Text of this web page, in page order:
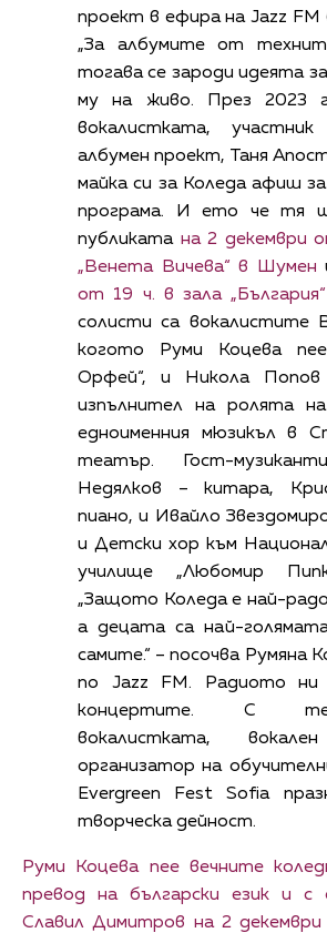
проект в ефира на Jazz FM
„За албумите от
тогава се зароди идеята
му на живо. През 2023
вокалистката,
албумен проект, Таня
майка си за Коледа афиш
програма. И ето че тя
публиката на 2 декември
„Венета Вичева“ в Шумен
от 19 ч. в зала
солисти са вокалистите
когото Руми Коцева
Орфей“, и Никола Попов
изпълнител на ролята
едноименния мюзикъл в
театър. Гост-
Недялков – китара,
пиано, и Ивайло
и Детски хор към
училище „Любомир
„Защото Коледа е най-
а децата са най-
самите.“ – посочва Румяна
по Jazz FM. Радиото
концертите. С
вокалистката,
организатор на
Evergreen Fest Sofia
творческа дейност.
Руми Коцева пее вечните
превод на български език и с
Славил Димитров на 2